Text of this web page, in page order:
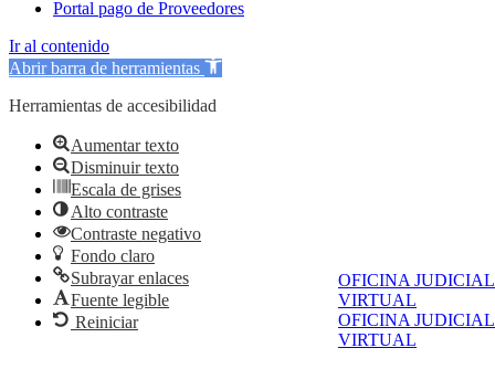
OFICINA JUDICIAL
VIRTUAL
OFICINA JUDICIAL
VIRTUAL
Portal pago de Proveedores
Ir al contenido
Abrir barra de herramientas
Herramientas de accesibilidad
Aumentar texto
Disminuir texto
Escala de grises
Alto contraste
Contraste negativo
Fondo claro
Subrayar enlaces
Fuente legible
Reiniciar